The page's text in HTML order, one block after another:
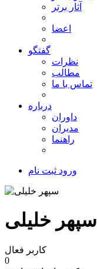
آثار برتر
اعضا
گفتگو
نظرات
مطالب
تماس با ما
درباره
داوران
مدیران
راهنما
ورود ثبت نام
سپهر خلیلی
کاربر فعال
0